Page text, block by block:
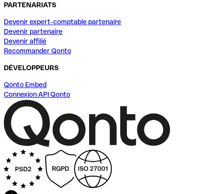
PARTENARIATS
Devenir expert-comptable partenaire
Devenir partenaire
Devenir affilié
Recommander Qonto
DÉVELOPPEURS
Qonto Embed
Connexion API Qonto